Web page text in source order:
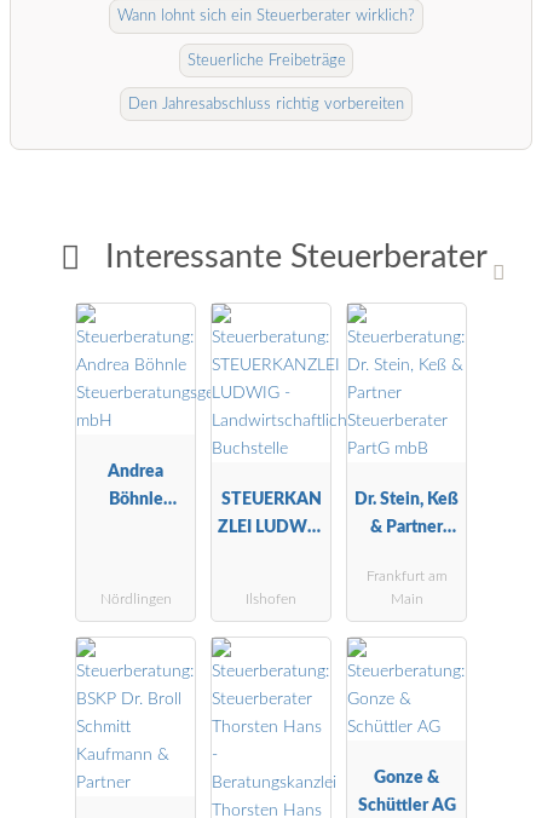
Interessante Steuerberater
Andrea
Böhnle
Nördlingen
STEUERKAN
ZLEI LUDWIG
Buchstelle
Ilshofen
Dr. Stein, Keß
& Partner
PartG mbB
Frankfurt am
Main
Gonze &
Schüttler AG
Wann lohnt sich ein Steuerberater wirklich?
Steuerliche Freibeträge
Den Jahresabschluss richtig vorbereiten